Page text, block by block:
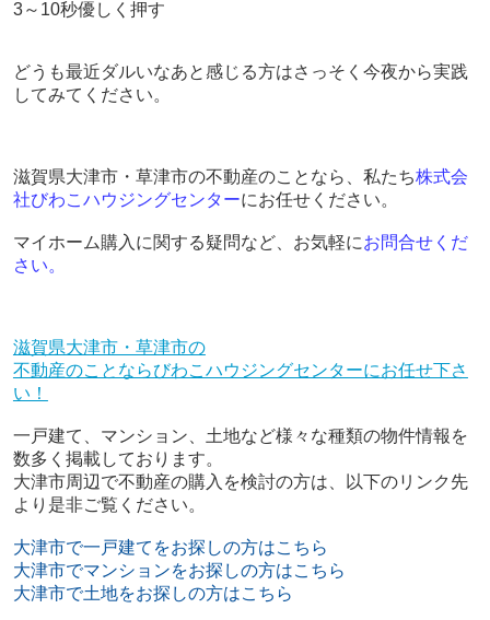
3～10秒優しく押す
どうも最近ダルいなあと感じる方はさっそく今夜から実践
してみてください。
滋賀県大津市・草津市の不動産のことなら、 私たち株式会
社びわこハウジングセンターにお任せください。
マイホーム購入に関する疑問など、お気軽にお問合せくだ
さい。
滋賀県大津市・草津市の
不動産のことならびわこハウジングセンターにお任せ下さ
い！
一戸建て、マンション、土地など様々な種類の物件情報を
数多く掲載しております。
大津市周辺で不動産の購入を検討の方は、以下のリンク先
より是非ご覧ください。
大津市で一戸建てをお探しの方はこちら
大津市でマンションをお探しの方はこちら
大津市で土地をお探しの方はこちら